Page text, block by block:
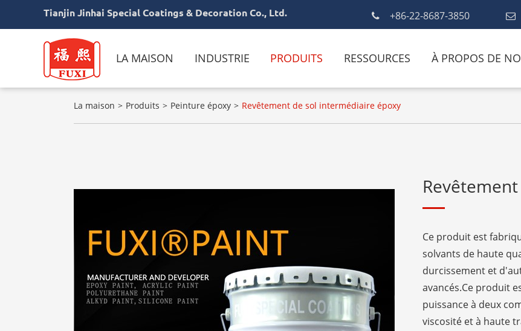
Tianjin Jinhai Special Coatings & Decoration Co., Ltd. +86-22-8687-3850
LA MAISON INDUSTRIE PRODUITS RESSOURCES À PROPOS DE
La maison Produits Peinture époxy Revêtement de sol intermédiaire époxy
Ce produit est
solvants de haute
durcissement et
avancés.Ce produit
puissance à deux
viscosité et à haute